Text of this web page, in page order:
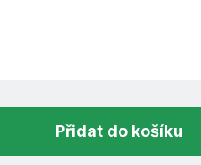
do košíku